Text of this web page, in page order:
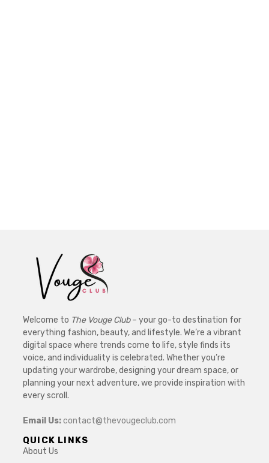
Welcome to The Vouge Club– your go-to destination for
everything fashion, beauty, and lifestyle. We’re a vibrant
digital space where trends come to life, style finds its
voice, and individuality is celebrated. Whether you’re
updating your wardrobe, designing your dream space, or
planning your next adventure, we provide inspiration with
every scroll.
Email Us:contact@thevougeclub.com
QUICK LINKS
About Us